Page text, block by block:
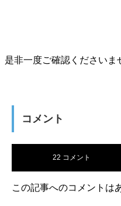
是非一度ご確認くださいま
コメント
22 コメント
この記事へのコメントは